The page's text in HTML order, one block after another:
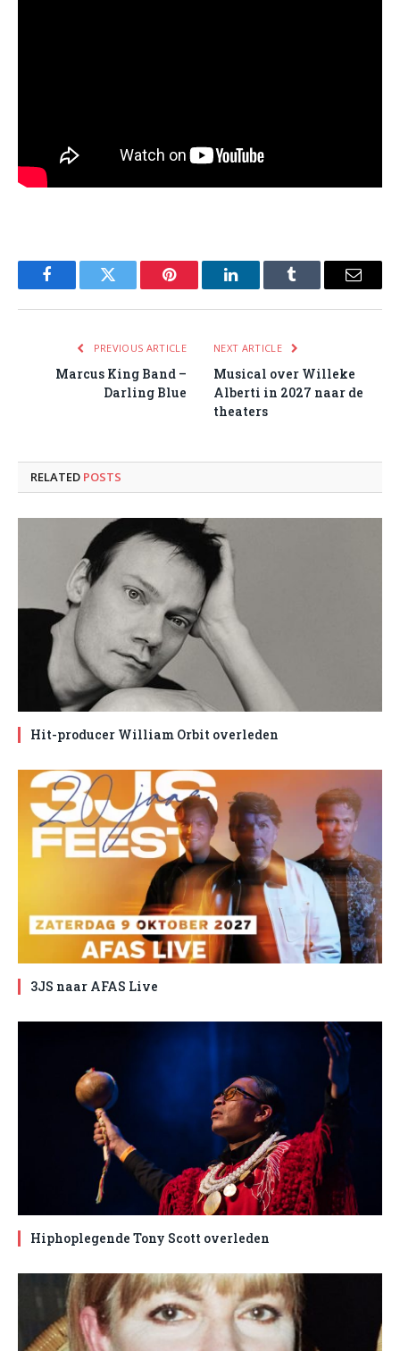
FacebookTwitter Pinterest LinkedInTumblr Email
PREVIOUS ARTICLE
Marcus King Band –
Darling Blue
NEXT ARTICLE
Musical over Willeke
Alberti in 2027 naar de
theaters
RELATED POSTS
Hit-producer William Orbit overleden
3JS naar AFAS Live
Hiphoplegende Tony Scott overleden